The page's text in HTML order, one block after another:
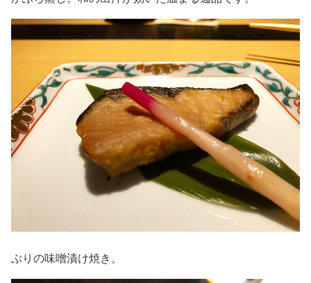
ぶりの味噌漬け焼き。